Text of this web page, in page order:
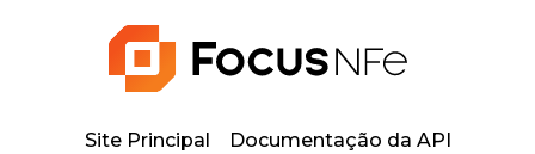
Site Principal Documentação da API